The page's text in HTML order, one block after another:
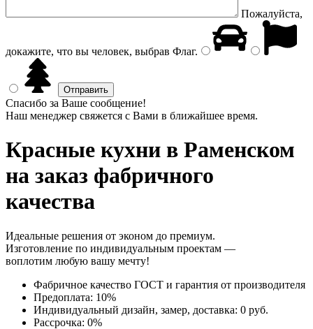
Пожалуйста,
докажите, что вы человек, выбрав Флаг.
Спасибо за Ваше сообщение!
Наш менеджер свяжется с Вами в ближайшее время.
Красные кухни в Раменском
на заказ фабричного
качества
Идеальные решения от эконом до премиум.
Изготовление по индивидуальным проектам —
воплотим любую вашу мечту!
Фабричное качество ГОСТ и гарантия от производителя
Предоплата: 10%
Индивидуальный дизайн, замер, доставка: 0 руб.
Рассрочка: 0%